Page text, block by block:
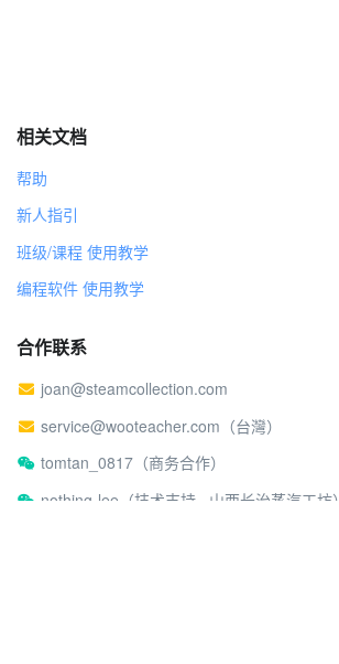
相关文档
帮助
新人指引
班级/课程 使用教学
编程软件 使用教学
合作联系
joan@steamcollection.com
service@wooteacher.com（台灣）
tomtan_0817（商务合作）
nothing-lee（技术支持 · 山西长治蒸汽工坊）